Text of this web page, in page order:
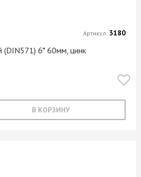
(DIN571) 6* 60мм, цинк
В КОРЗИНУ
Артикул: 3180